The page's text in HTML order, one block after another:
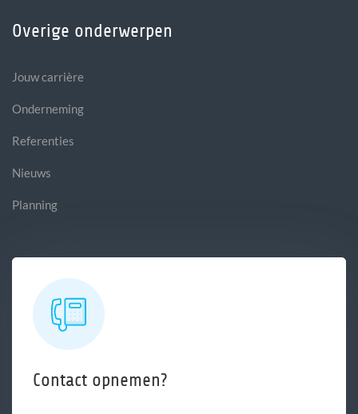
Overige onderwerpen
Jouw carrière
Onderneming
Referenties
Nieuws
Planning
Contact opnemen?